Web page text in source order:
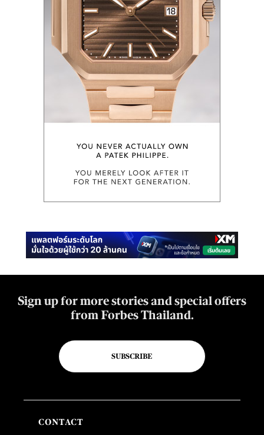
Sign up for more stories and special offers
from Forbes Thailand.
SUBSCRIBE
CONTACT